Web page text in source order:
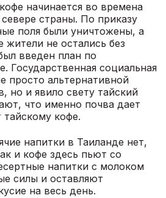
начинается во времена
страны. По приказу
поля были уничтожены, а
жители не остались без
введен план по
Государственная социальная
просто альтернативной
но и явило свету тайский
что именно почва дает
кофе.
напитки в Таиланде нет,
и кофе здесь пьют со
напитки с молоком
силы и оставляют
на весь день.